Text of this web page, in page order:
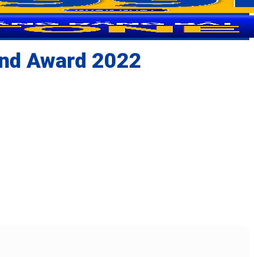
Award 2022